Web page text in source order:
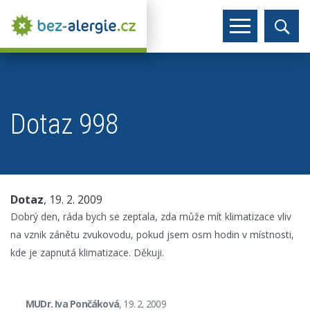
Dotaz 998
Dotaz, 19. 2. 2009
Dobrý den, ráda bych se zeptala, zda může mít klimatizace vliv
na vznik zánětu zvukovodu, pokud jsem osm hodin v místnosti,
kde je zapnutá klimatizace. Děkuji.
MUDr. Iva Pončáková, 19. 2. 2009